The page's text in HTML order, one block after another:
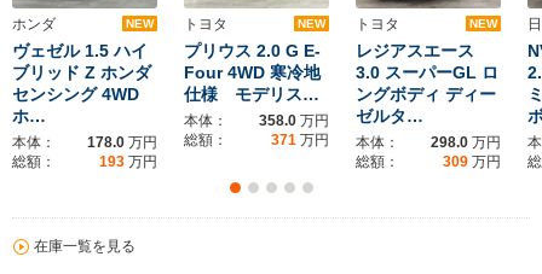
ホンダ NEW
ヴェゼル 1.5 ハイ
ブリッド Z ホンダ
センシング 4WD
ホ…
本体： 178.0 万円
総額：
193 万円
トヨタ NEW
プリウス 2.0 G E-
Four 4WD 寒冷地
仕様 モデリス…
本体： 358.0 万円
総額：
371 万円
トヨタ NEW
レジアスエース
3.0 スーパーGL ロ
ングボディ ディー
ゼルタ…
本体： 298.0 万円
総額：
309 万円
在庫一覧を見る